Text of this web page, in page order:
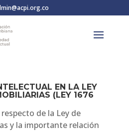
EN LA LEY
(LEY 1676
de la Ley de
y la importante relación